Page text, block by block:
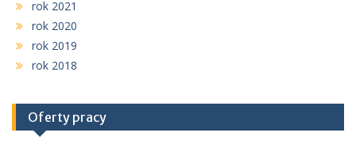
rok 2021
rok 2020
rok 2019
rok 2018
Oferty pracy